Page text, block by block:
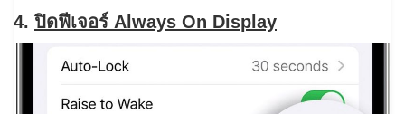
4. ปิดฟีเจอร์ Always On Display